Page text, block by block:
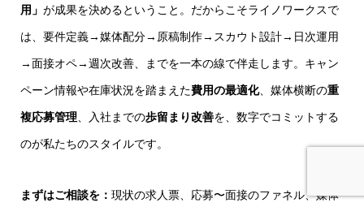
用」 が成果を決めるということ。だからこそライノワークスで
は、要件定義→媒体配分→原稿制作→スカウト設計→日次運用
→面接オペ→週次改善、までを一本の線で伴走します。キャン
ペーン情報や在庫状況を踏まえた費用の最適化、媒体横断の重
複応募管理、入社までの歩留まり改善を、数字でコミットする
のが私たちのスタイルです。
まずはご相談を： 現状の求人票、応募〜面接のファネル、媒体